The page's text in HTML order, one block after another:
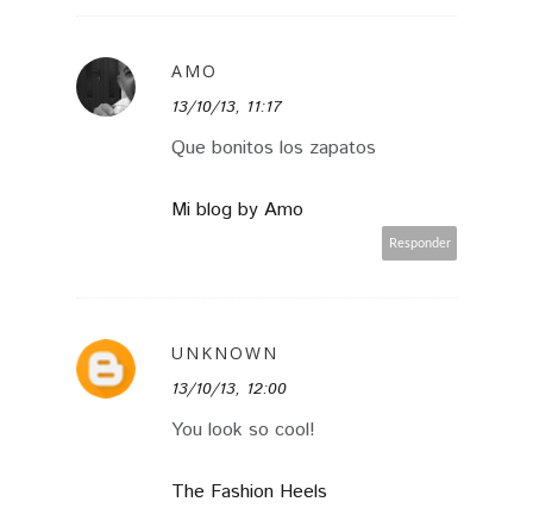
AMO
13/10/13, 11:17
Que bonitos los zapatos
Mi blog by Amo
Responder
UNKNOWN
13/10/13, 12:00
You look so cool!
The Fashion Heels